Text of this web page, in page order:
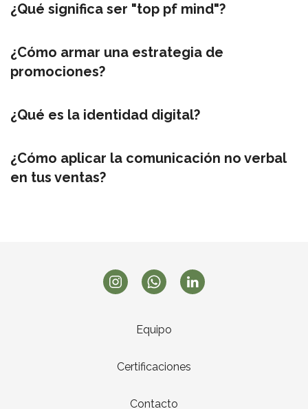
¿Qué significa ser "top pf mind"?
¿Cómo armar una estrategia de
promociones?
¿Qué es la identidad digital?
¿Cómo aplicar la comunicación no verbal
en tus ventas?
Equipo
Certificaciones
Contacto